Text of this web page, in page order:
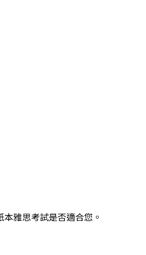
雅思考試是否適合您。